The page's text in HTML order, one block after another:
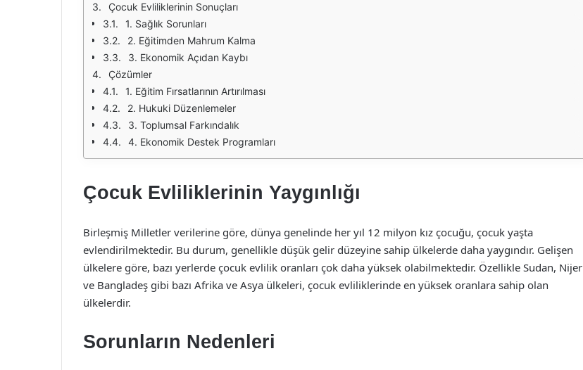
Çocuk Evliliklerinin Sonuçları
1. Sağlık Sorunları
2. Eğitimden Mahrum Kalma
3. Ekonomik Açıdan Kaybı
Çözümler
1. Eğitim Fırsatlarının Artırılması
2. Hukuki Düzenlemeler
3. Toplumsal Farkındalık
4. Ekonomik Destek Programları
Çocuk Evliliklerinin Yaygınlığı
Birleşmiş Milletler verilerine göre, dünya genelinde her yıl 12 milyon kız çocuğu, çocuk yaşta
evlendirilmektedir. Bu durum, genellikle düşük gelir düzeyine sahip ülkelerde daha yaygındır. Gelişen
ülkelere göre, bazı yerlerde çocuk evlilik oranları çok daha yüksek olabilmektedir. Özellikle Sudan, Nijer
ve Bangladeş gibi bazı Afrika ve Asya ülkeleri, çocuk evliliklerinde en yüksek oranlara sahip olan
ülkelerdir.
Sorunların Nedenleri